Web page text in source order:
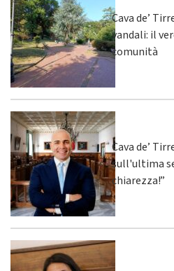
Cava de’
vandali: il
comunità
Cava de’
sull'ultima
chiarezza!”